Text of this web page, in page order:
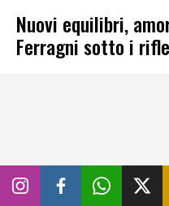
Nuovi equilibri,
Ferragni sotto i